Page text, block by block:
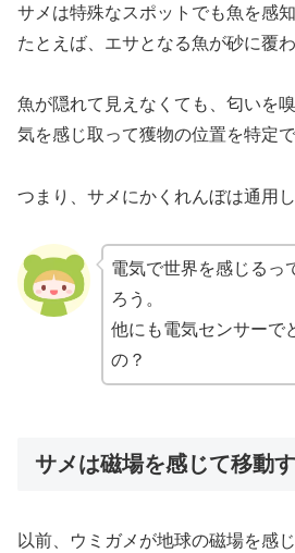
サメは特殊なスポットでも魚を感
たとえば、エサとなる魚が砂に覆
魚が隠れて見えなくても、匂いを
気を感じ取って獲物の位置を特定
つまり、サメにかくれんぼは通用
電気で世界を感じるっ
ろう。
他にも電気センサーで
の？
サメは磁場を感じて移動
以前、ウミガメが地球の磁場を感